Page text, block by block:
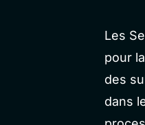
Les
pour
des
dans